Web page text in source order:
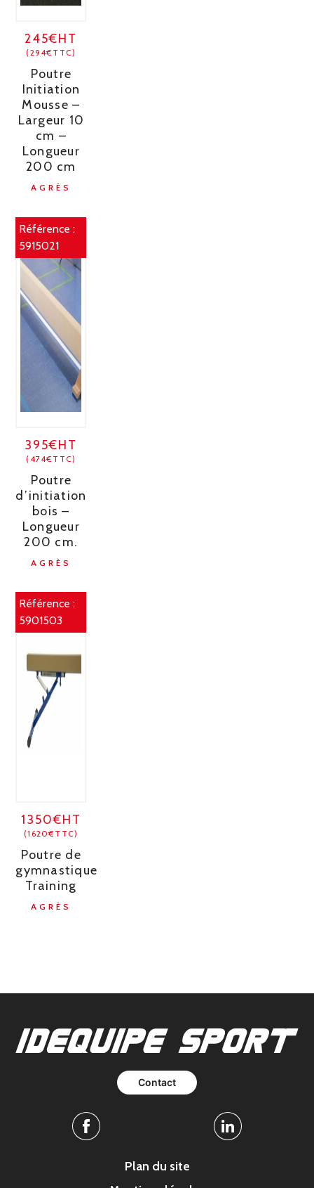
245€HT
(294€TTC)
Poutre
Initiation
Mousse –
Largeur 10
cm –
Longueur
200 cm
AGRÈS
Référence :
5915021
395€HT
(474€TTC)
Poutre
d’initiation
bois –
Longueur
200 cm.
AGRÈS
Référence :
5901503
1350€HT
(1620€TTC)
Poutre de
gymnastique
Training
AGRÈS
Contact
Facebook Linkedin
Plan du site